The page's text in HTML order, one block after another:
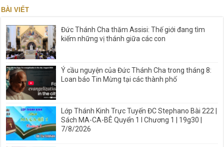
BÀI VIẾT
Đức Thánh Cha thăm Assisi: Thế giới đang tìm
kiếm những vị thánh giữa các con
Ý cầu nguyện của Đức Thánh Cha trong tháng 8:
Loan báo Tin Mừng tại các thành phố
Lớp Thánh Kinh Trực Tuyến ĐC Stephano Bài 222 |
Sách MA-CA-BÊ Quyển 1 I Chương 1 | 19g30 |
7/8/2026